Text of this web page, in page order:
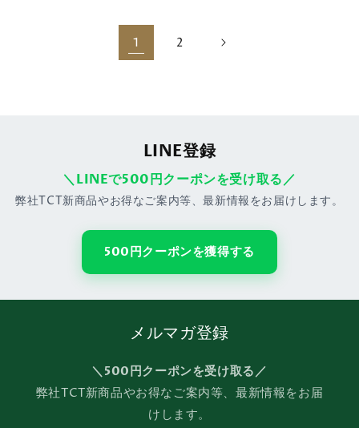
1 2
LINE登録
＼LINEで500円クーポンを受け取る／
弊社TCT新商品やお得なご案内等、最新情報をお届けします。
500円クーポンを獲得する
メルマガ登録
＼500円クーポンを受け取る／
弊社TCT新商品やお得なご案内等、最新情報をお届
けします。